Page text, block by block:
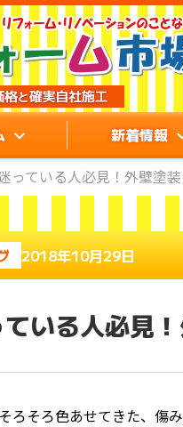
新着情報
っている人必見！外壁塗
2018年10月29日
いる人必見
ろそろ色あせてきた、傷